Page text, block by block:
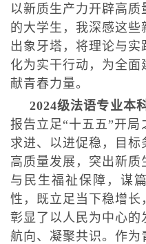
以新质生产力开辟高
的大学生，我深感这
出象牙塔，将理论与
化为实干行动，为全
献青春力量。
2024级法语专业本
报告立足“十五五”开
求进、以进促稳，目
高质量发展，突出新
与民生福祉保障，谋
性，既立足当下稳增长
彰显了以人民为中心的
航向、凝聚共识。作为